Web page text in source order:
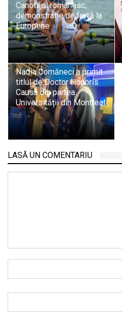
Canotajul românesc,
demonstrație de forță la
Europene
Nadia Comăneci a primit
titlul de Doctor Honoris
Causa din partea
Universității din Montreal
LASĂ UN COMENTARIU